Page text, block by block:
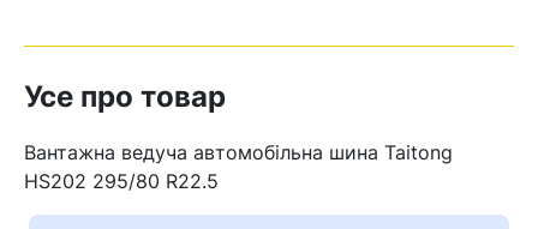
Усе про товар
Вантажна ведуча автомобільна шина Taitong
HS202 295/80 R22.5